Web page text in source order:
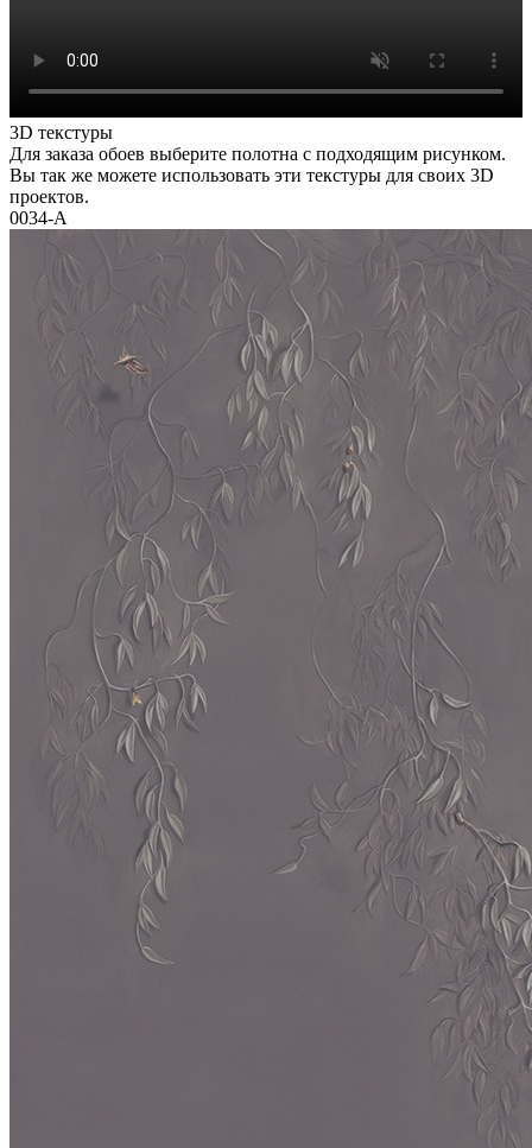
3D текстуры
Для заказа обоев выберите полотна с подходящим рисунком.
Вы так же можете использовать эти текстуры для своих 3D
проектов.
0034-A